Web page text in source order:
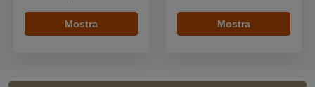
Mostra Mostra